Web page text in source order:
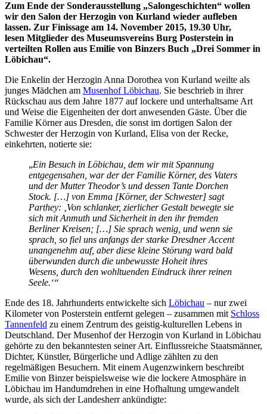
Zum Ende der Sonderausstellung „Salongeschichten“ wollen
wir den Salon der Herzogin von Kurland wieder aufleben
lassen. Zur Finissage am 14. November 2015, 19.30 Uhr,
lesen Mitglieder des Museumsvereins Burg Posterstein in
verteilten Rollen aus Emilie von Binzers Buch „Drei Sommer in
Löbichau“.
Die Enkelin der Herzogin Anna Dorothea von Kurland weilte als
junges Mädchen am Musenhof Löbichau. Sie beschrieb in ihrer
Rückschau aus dem Jahre 1877 auf lockere und unterhaltsame Art
und Weise die Eigenheiten der dort anwesenden Gäste. Über die
Familie Körner aus Dresden, die sonst im dortigen Salon der
Schwester der Herzogin von Kurland, Elisa von der Recke,
einkehrten, notierte sie:
„Ein Besuch in Löbichau, dem wir mit Spannung
entgegensahen, war der der Familie Körner, des Vaters
und der Mutter Theodor’s und dessen Tante Dorchen
Stock. […] von Emma [Körner, der Schwester] sagt
Parthey: ‚Von schlanker, zierlicher Gestalt bewegte sie
sich mit Anmuth und Sicherheit in den ihr fremden
Berliner Kreisen; […] Sie sprach wenig, und wenn sie
sprach, so fiel uns anfangs der starke Dresdner Accent
unangenehm auf, aber diese kleine Störung ward bald
überwunden durch die unbewusste Hoheit ihres
Wesens, durch den wohltuenden Eindruck ihrer reinen
Seele.‘“
Ende des 18. Jahrhunderts entwickelte sich Löbichau – nur zwei
Kilometer von Posterstein entfernt gelegen – zusammen mit Schloss
Tannenfeld zu einem Zentrum des geistig-kulturellen Lebens in
Deutschland. Der Musenhof der Herzogin von Kurland in Löbichau
gehörte zu den bekanntesten seiner Art. Einflussreiche Staatsmänner,
Dichter, Künstler, Bürgerliche und Adlige zählten zu den
regelmäßigen Besuchern. Mit einem Augenzwinkern beschreibt
Emilie von Binzer beispielsweise wie die lockere Atmosphäre in
Löbichau im Handumdrehen in eine Hofhaltung umgewandelt
wurde, als sich der Landesherr ankündigte: